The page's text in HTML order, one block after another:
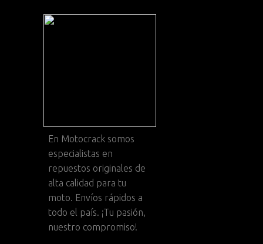
En Motocrack somos
especialistas en
repuestos originales de
alta calidad para tu
moto. Envíos rápidos a
todo el país. ¡Tu pasión,
nuestro compromiso!